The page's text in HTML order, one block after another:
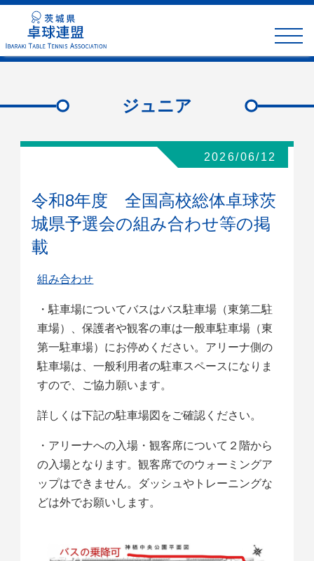
toggle
ジュニア
令和8年度 全国高校総体卓球茨
城県予選会の組み合わせ等の掲
載
2026/06/12
組み合わせ
・駐車場についてバスはバス駐車場（東第二駐
車場）、保護者や観客の車は一般車駐車場（東
第一駐車場）にお停めください。アリーナ側の
駐車場は、一般利用者の駐車スペースになりま
すので、ご協力願います。
詳しくは下記の駐車場図をご確認ください。
・アリーナへの入場・観客席について２階から
の入場となります。観客席でのウォーミングア
ップはできません。ダッシュやトレーニングな
どは外でお願いします。